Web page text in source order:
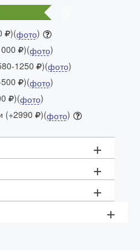
)(фото)
)(фото)
1250
)(фото)
)(фото)
)(фото)
(+2990
)(фото)
+
IM Black GT
+
+
+